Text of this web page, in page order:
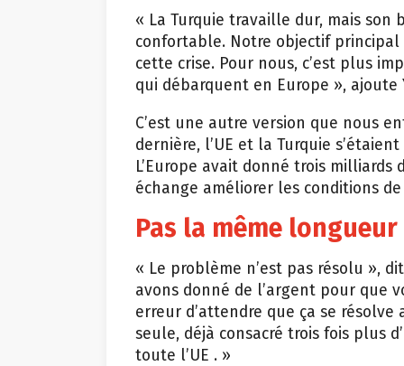
« La Turquie travaille dur, mais son
confortable. Notre objectif principal
cette crise. Pour nous, c’est plus
qui débarquent en Europe », ajoute
C’est une autre version que nous
dernière, l’UE et la Turquie
L’Europe avait donné trois
échange améliorer les conditions
Pas la même longueur
« Le problème n’est pas résolu »,
avons donné de l’argent pour que
erreur d’attendre que ça se résolve
seule, déjà consacré trois fois plus
toute l’UE . »